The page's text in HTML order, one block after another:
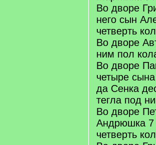
Во дворе
него сын
четверть
Во дворе
ним пол
Во дворе
четыре
да Сенка
тегла под
Во дворе
Андрюшка 7
четверть